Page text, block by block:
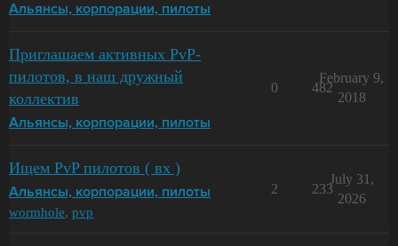
Альянсы, корпорации, пилоты
Приглашаем активных PvP-
пилотов, в наш дружный
коллектив
Альянсы, корпорации, пилоты
0 482
February 9,
2018
Ищем PvP пилотов ( вх )
Альянсы, корпорации, пилоты
wormhole, pvp
2 233
July 31,
2026